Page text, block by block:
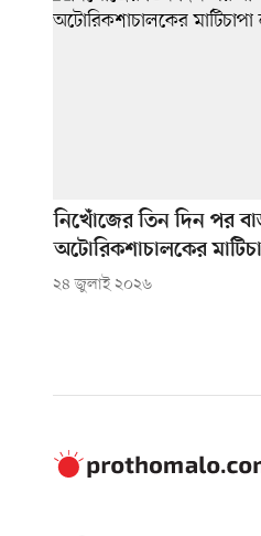
নিখোঁজের তিন দিন পর
অটোরিকশাচালকের
২৪ জুলাই ২০২৬